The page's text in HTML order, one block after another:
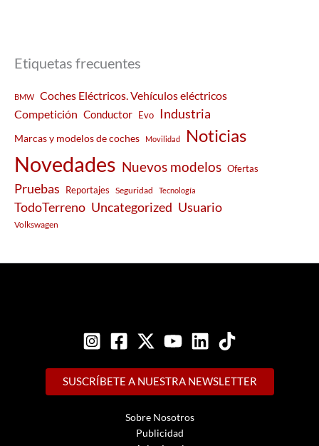
Etiquetas frecuentes
BMW
Coches Eléctricos. Vehículos eléctricos
Competición Conductor Evo Industria
Marcas y modelos de coches Movilidad Noticias
Novedades Nuevos modelos Ofertas
Pruebas Reportajes Seguridad Tecnología
TodoTerreno Uncategorized Usuario
Volkswagen
SUSCRÍBETE A NUESTRA NEWSLETTER
Sobre Nosotros
Publicidad